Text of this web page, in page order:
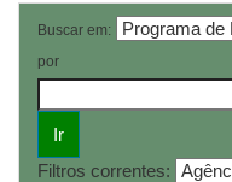
Buscar em:
por
Filtros correntes: